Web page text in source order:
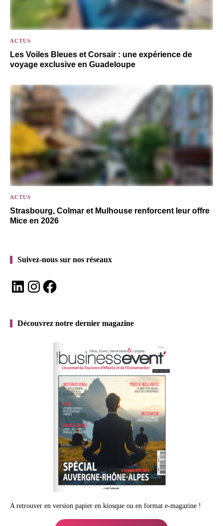
ACTUS
Les Voiles Bleues et Corsair : une expérience de
voyage exclusive en Guadeloupe
ACTUS
Strasbourg, Colmar et Mulhouse renforcent leur offre
Mice en 2026
Suivez-nous sur nos réseaux
LinkedInInstagramFacebook
Découvrez notre dernier magazine
A retrouver en version papier en kiosque ou en format e-magazine !